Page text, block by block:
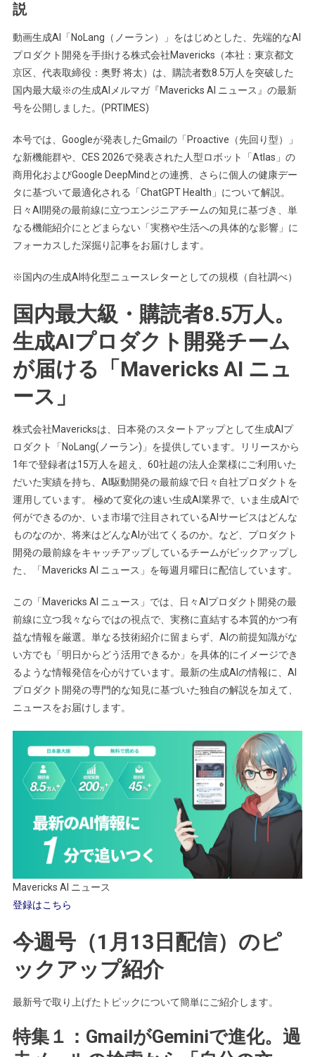
説
動画生成AI「NoLang（ノーラン）」をはじめとした、先端的なAI
プロダクト開発を手掛ける株式会社Mavericks（本社：東京都文
京区、代表取締役：奥野 将太）は、購読者数8.5万人を突破した
国内最大級※の生成AIメルマガ『Mavericks AI ニュース』の最新
号を公開しました。(PRTIMES)
本号では、Googleが発表したGmailの「Proactive（先回り型）」
な新機能群や、CES 2026で発表された人型ロボット「Atlas」の
商用化およびGoogle DeepMindとの連携、さらに個人の健康デー
タに基づいて最適化される「ChatGPT Health」について解説。
日々AI開発の最前線に立つエンジニアチームの知見に基づき、単
なる機能紹介にとどまらない「実務や生活への具体的な影響」に
フォーカスした深掘り記事をお届けします。
※国内の生成AI特化型ニュースレターとしての規模（自社調べ）
国内最大級・購読者8.5万人。
生成AIプロダクト開発チーム
が届ける「Mavericks AI ニュ
ース」
株式会社Mavericksは、日本発のスタートアップとして生成AIプ
ロダクト「NoLang(ノーラン)」を提供しています。リリースから
1年で登録者は15万人を超え、60社超の法人企業様にご利用いた
だいた実績を持ち、AI駆動開発の最前線で日々自社プロダクトを
運用しています。 極めて変化の速い生成AI業界で、いま生成AIで
何ができるのか、いま市場で注目されているAIサービスはどんな
ものなのか、将来はどんなAIが出てくるのか。など、プロダクト
開発の最前線をキャッチアップしているチームがピックアップし
た、「Mavericks AI ニュース」を毎週月曜日に配信しています。
この「Mavericks AI ニュース」では、日々AIプロダクト開発の最
前線に立つ我々ならではの視点で、実務に直結する本質的かつ有
益な情報を厳選。単なる技術紹介に留まらず、AIの前提知識がな
い方でも「明日からどう活用できるか」を具体的にイメージでき
るような情報発信を心がけています。最新の生成AIの情報に、AI
プロダクト開発の専門的な知見に基づいた独自の解説を加えて、
ニュースをお届けします。
Mavericks AI ニュース
登録はこちら
今週号（1月13日配信）のピ
ックアップ紹介
最新号で取り上げたトピックについて簡単にご紹介します。
特集１：GmailがGeminiで進化。過